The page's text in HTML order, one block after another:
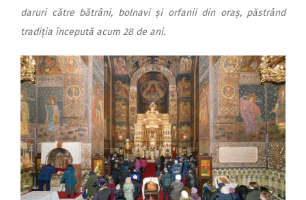
daruri către bătrâni, bolnavi și orfanii din oraș, păstrând
tradiția începută acum 28 de ani.